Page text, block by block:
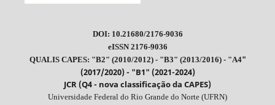
DOI: 10.21680/2176-9036
eISSN 2176-9036
QUALIS CAPES: "B2" (2010/2012) - "B3" (2013/2016) - "A4"
(2017/2020) - "B1" (2021-2024)
JCR (Q4 - nova classificação da CAPES)
Universidade Federal do Rio Grande do Norte (UFRN)